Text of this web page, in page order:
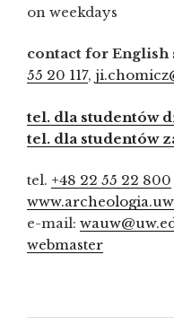
on weekdays
contact for English
55 20 117,
tel. dla studentów
tel. dla studentów
tel. +48 22 55 22 800
e-mail:
webmaster